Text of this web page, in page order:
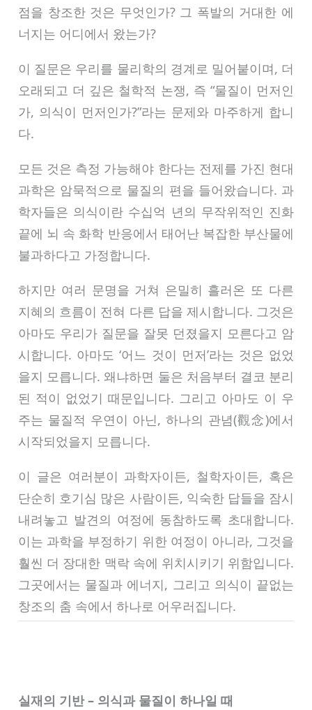
점을 창조한 것은 무엇인가? 그 폭발의 거대한 에
너지는 어디에서 왔는가?
이 질문은 우리를 물리학의 경계로 밀어붙이며, 더
오래되고 더 깊은 철학적 논쟁, 즉 “물질이 먼저인
가, 의식이 먼저인가?”라는 문제와 마주하게 합니
다.
모든 것은 측정 가능해야 한다는 전제를 가진 현대
과학은 암묵적으로 물질의 편을 들어왔습니다. 과
학자들은 의식이란 수십억 년의 무작위적인 진화
끝에 뇌 속 화학 반응에서 태어난 복잡한 부산물에
불과하다고 가정합니다.
하지만 여러 문명을 거쳐 은밀히 흘러온 또 다른
지혜의 흐름이 전혀 다른 답을 제시합니다. 그것은
아마도 우리가 질문을 잘못 던졌을지 모른다고 암
시합니다. 아마도 ‘어느 것이 먼저’라는 것은 없었
을지 모릅니다. 왜냐하면 둘은 처음부터 결코 분리
된 적이 없었기 때문입니다. 그리고 아마도 이 우
주는 물질적 우연이 아닌, 하나의 관념(觀念)에서
시작되었을지 모릅니다.
이 글은 여러분이 과학자이든, 철학자이든, 혹은
단순히 호기심 많은 사람이든, 익숙한 답들을 잠시
내려놓고 발견의 여정에 동참하도록 초대합니다.
이는 과학을 부정하기 위한 여정이 아니라, 그것을
훨씬 더 장대한 맥락 속에 위치시키기 위함입니다.
그곳에서는 물질과 에너지, 그리고 의식이 끝없는
창조의 춤 속에서 하나로 어우러집니다.
실재의 기반 – 의식과 물질이 하나일 때